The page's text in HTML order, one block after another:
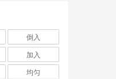
倒入
加入
均匀